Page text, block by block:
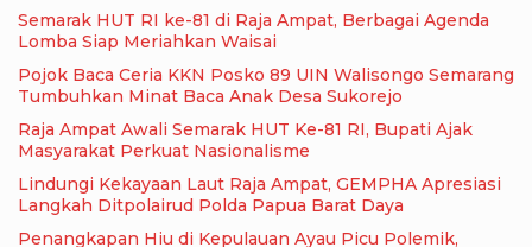
Semarak HUT RI ke-81 di Raja Ampat, Berbagai Agenda
Lomba Siap Meriahkan Waisai
Pojok Baca Ceria KKN Posko 89 UIN Walisongo Semarang
Tumbuhkan Minat Baca Anak Desa Sukorejo
Raja Ampat Awali Semarak HUT Ke-81 RI, Bupati Ajak
Masyarakat Perkuat Nasionalisme
Lindungi Kekayaan Laut Raja Ampat, GEMPHA Apresiasi
Langkah Ditpolairud Polda Papua Barat Daya
Penangkapan Hiu di Kepulauan Ayau Picu Polemik,